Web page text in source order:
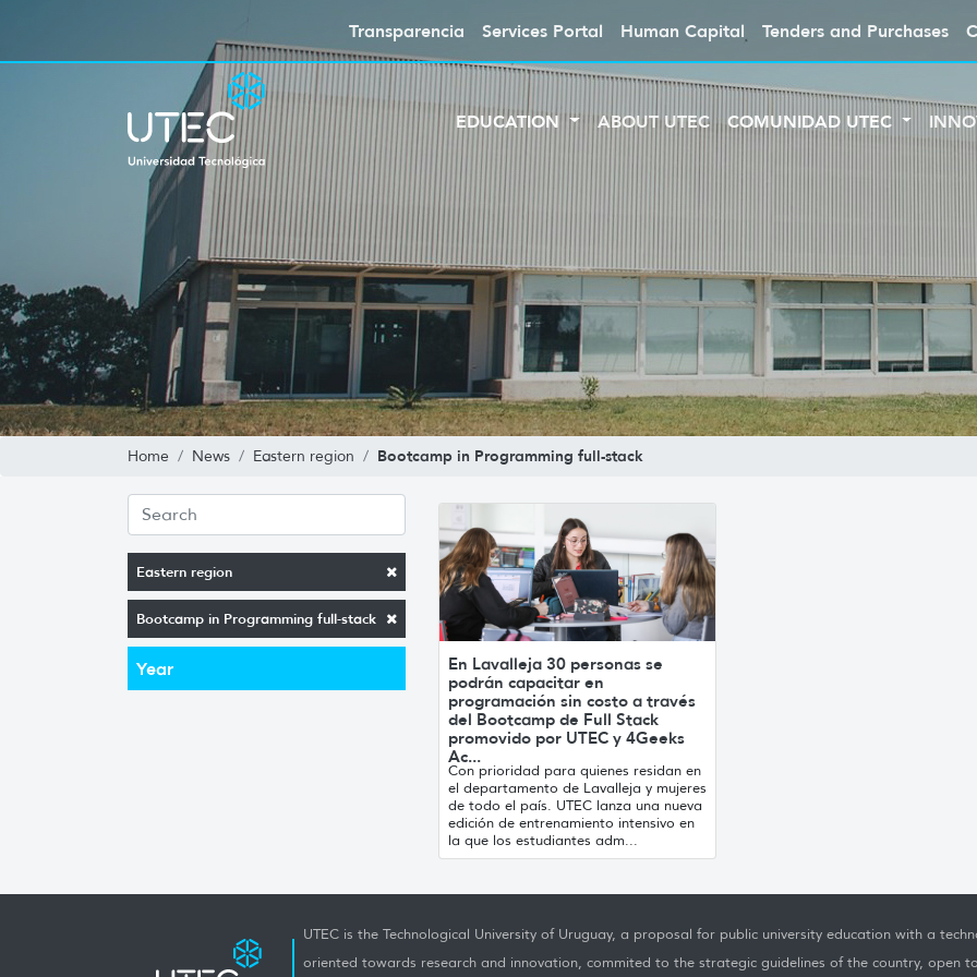
Transparencia Services Portal Human Capital Tenders and Purchases
EDUCATION ABOUT UTEC COMUNIDAD UTEC
Home News Eastern region Bootcamp in Programming full-stack
Eastern region
Bootcamp in Programming full-stack
Year
En Lavalleja 30 personas se
podrán capacitar en
programación sin costo a través
del Bootcamp de Full Stack
promovido por UTEC y 4Geeks
Ac...
Con prioridad para quienes residan en
el departamento de Lavalleja y mujeres
de todo el país. UTEC lanza una nueva
edición de entrenamiento intensivo en
la que los estudiantes adm...
UTEC is the Technological University of Uruguay, a proposal for public university education with a
oriented towards research and innovation, commited to the strategic guidelines of the country, open